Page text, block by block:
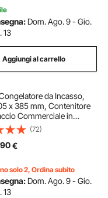
Dom. Ago. 9 - Gio.
13
Aggiungi al carrello
da Incasso,
x 385 mm, Contenitore
Commerciale in
27,1 Litri con
per Esterni, Set di Tubi di
per Vino Freddo
(72)
90€
solo 2, Ordina subito
Dom. Ago. 9 - Gio.
13